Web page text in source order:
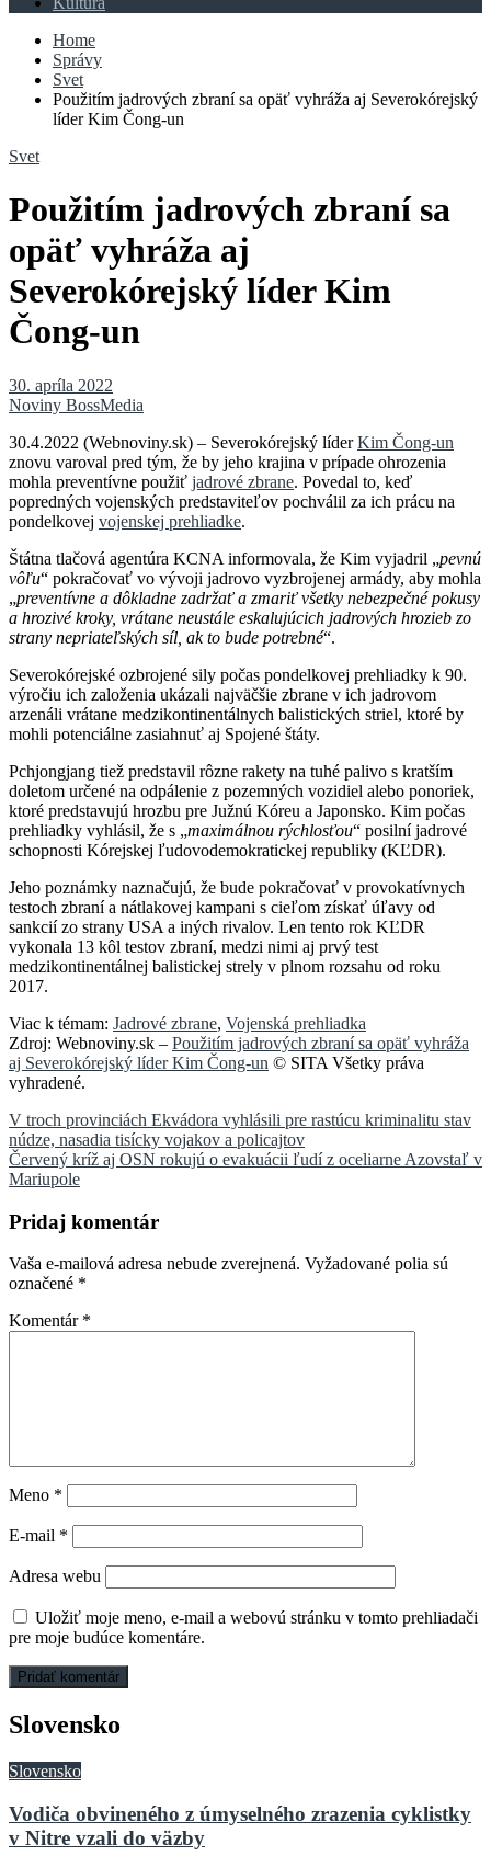
Home
Správy
Svet
Použitím jadrových zbraní sa opäť vyhráža aj Severokórejský
líder Kim Čong-un
Svet
Použitím jadrových zbraní sa
opäť vyhráža aj
Severokórejský líder Kim
Čong-un
30. apríla 2022
Noviny BossMedia
30.4.2022 (Webnoviny.sk) – Severokórejský líderKim Čong-un
znovu varoval pred tým, že by jeho krajina v prípade ohrozenia
mohla preventívne použiť jadrové zbrane. Povedal to, keď
popredných vojenských predstaviteľov pochválil za ich prácu na
pondelkovej vojenskej prehliadke.
Štátna tlačová agentúra KCNA informovala, že Kim vyjadril „pevnú
vôľu“ pokračovať vo vývoji jadrovo vyzbrojenej armády, aby mohla
„preventívne a dôkladne zadržať a zmariť všetky nebezpečné pokusy
a hrozivé kroky, vrátane neustále eskalujúcich jadrových hrozieb zo
strany nepriateľských síl, ak to bude potrebné“.
Severokórejské ozbrojené sily počas pondelkovej prehliadky k 90.
výročiu ich založenia ukázali najväčšie zbrane v ich jadrovom
arzenáli vrátane medzikontinentálnych balistických striel, ktoré by
mohli potenciálne zasiahnuť aj Spojené štáty.
Pchjongjang tiež predstavil rôzne rakety na tuhé palivo s kratším
doletom určené na odpálenie z pozemných vozidiel alebo ponoriek,
ktoré predstavujú hrozbu pre Južnú Kóreu a Japonsko. Kim počas
prehliadky vyhlásil, že s „maximálnou rýchlosťou“ posilní jadrové
schopnosti Kórejskej ľudovodemokratickej republiky (KĽDR).
Jeho poznámky naznačujú, že bude pokračovať v provokatívnych
testoch zbraní a nátlakovej kampani s cieľom získať úľavy od
sankcií zo strany USA a iných rivalov. Len tento rok KĽDR
vykonala 13 kôl testov zbraní, medzi nimi aj prvý test
medzikontinentálnej balistickej strely v plnom rozsahu od roku
2017.
Viac k témam: Jadrové zbrane, Vojenská prehliadka
Zdroj: Webnoviny.sk – Použitím jadrových zbraní sa opäť vyhráža
aj Severokórejský líder Kim Čong-un © SITA Všetky práva
vyhradené.
Navigácia
v
článku
V troch provinciách Ekvádora vyhlásili pre rastúcu kriminalitu stav
núdze, nasadia tisícky vojakov a policajtov
Červený kríž aj OSN rokujú o evakuácii ľudí z oceliarne Azovstaľ v
Mariupole
Pridaj komentár
Vaša e-mailová adresa nebude zverejnená. Vyžadované polia sú
označené *
Komentár *
Meno *
E-mail *
Adresa webu
Uložiť moje meno, e-mail a webovú stránku v tomto prehliadači
pre moje budúce komentáre.
Slovensko
Slovensko
Vodiča obvineného z úmyselného zrazenia cyklistky
v Nitre vzali do väzby